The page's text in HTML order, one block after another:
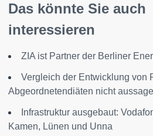
Das könnte Sie auch
interessieren
ZIA ist Partner der Berliner
Vergleich der Entwicklung von
Abgeordnetendiäten nicht
Infrastruktur ausgebaut:
Kamen, Lünen und Unna